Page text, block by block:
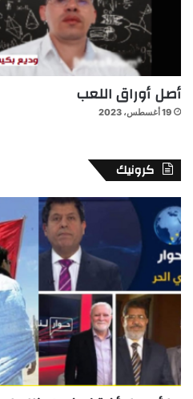
أصل أوراق اللعب
19 أغسطس، 2023
كرونيك